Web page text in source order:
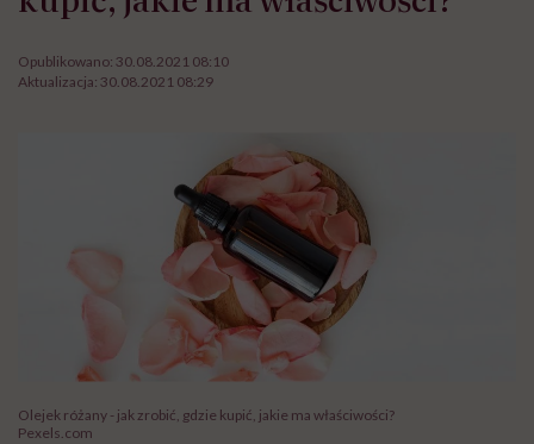
Opublikowano: 30.08.2021 08:10
Aktualizacja: 30.08.2021 08:29
Olejek różany - jak zrobić, gdzie kupić, jakie ma właściwości?
Pexels.com